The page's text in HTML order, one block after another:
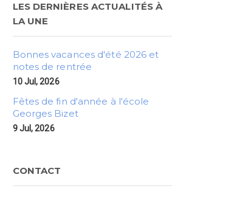
LES DERNIÈRES ACTUALITÉS À
LA UNE
Bonnes vacances d'été 2026 et
notes de rentrée
10 Jul, 2026
Fêtes de fin d'année à l'école
Georges Bizet
9 Jul, 2026
CONTACT